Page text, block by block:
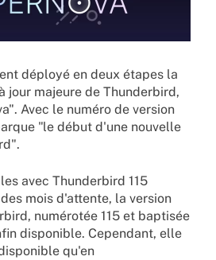
déployé en deux étapes la
jour majeure de Thunderbird,
Avec le numéro de version
"le début d'une nouvelle
avec Thunderbird 115
mois d'attente, la version
numérotée 115 et baptisée
disponible. Cependant, elle
qu'en